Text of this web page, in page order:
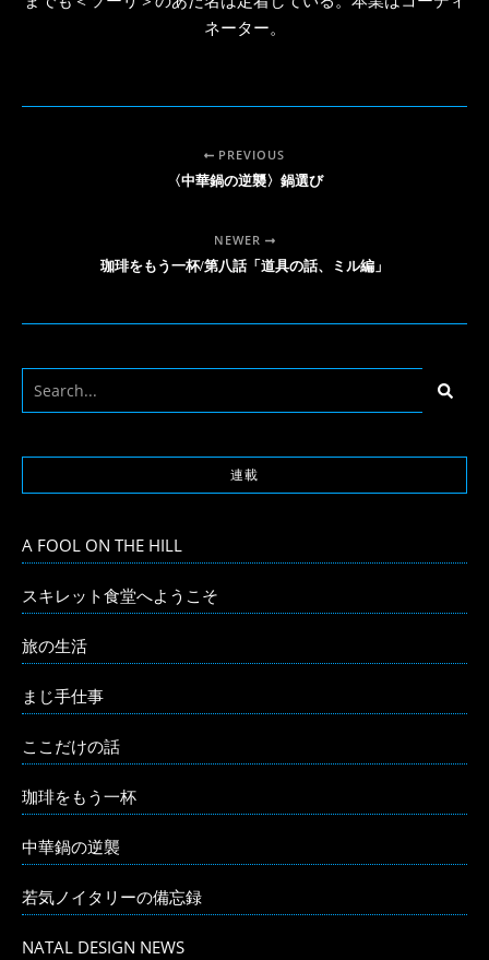
ネーター。
PREVIOUS
〈中華鍋の逆襲〉鍋選び
NEWER
珈琲をもう一杯/第八話「道具の話、ミル編」
連載
A FOOL ON THE HILL
スキレット食堂へようこそ
旅の生活
まじ手仕事
ここだけの話
珈琲をもう一杯
中華鍋の逆襲
若気ノイタリーの備忘録
NATAL DESIGN NEWS